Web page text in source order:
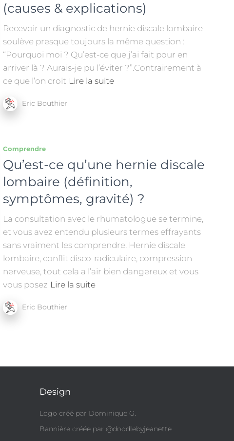
(causes & explications)
Recevoir un diagnostic de hernie discale lombaire
soulève presque toujours la même question :
“Pourquoi moi ? Qu’est-ce que j’ai fait pour en
arriver là ? Aurais-je pu l’éviter ?”.Contrairement à
ce que l’on croit Lire la suite
Eric Bouthier
Comprendre
Qu’est-ce qu’une hernie discale
lombaire (définition,
symptômes, gravité) ?
La consultation avec le rhumatologue se termine,
et vous avez entendu plusieurs termes effrayants
sans vraiment les comprendre. Hernie discale
lombaire, conflit disco-radiculaire, compression
nerveuse, tout cela a l’air bien dangereux et vous
vous posez Lire la suite
Eric Bouthier
Design
Logo créé par Dominique G.
Bannière créée par @doodlebyjeanette